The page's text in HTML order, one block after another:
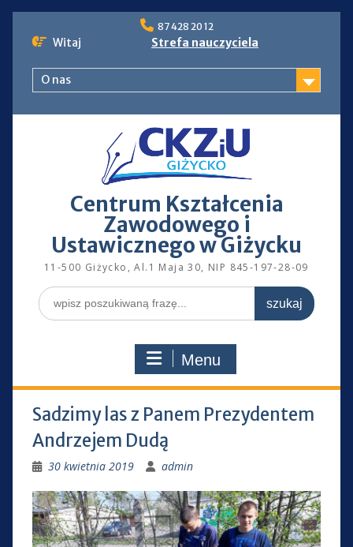
to
87 428 20 12
Witaj Strefa nauczyciela
O nas
Centrum Kształcenia
Zawodowego i
Ustawicznego w Giżycku
11-500 Giżycko, Al.1 Maja 30, NIP 845-197-28-09
Search
for:
Menu
Sadzimy las z Panem Prezydentem
Andrzejem Dudą
30 kwietnia 2019 admin